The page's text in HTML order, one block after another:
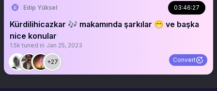
Edip Yüksel 03:46:27
Kürdilihicazkar 🎶 makamında şarkılar 😁 ve başka
nice konular
1.5k tuned in Jan 25, 2023
+27 Convert